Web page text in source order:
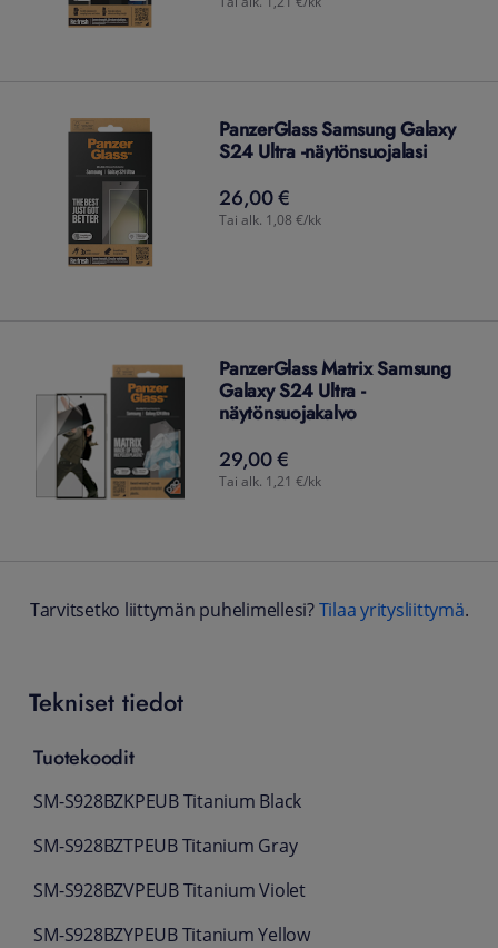
PanzerGlass Samsung Galaxy
S24 Ultra -näytönsuojalasi
26,00 €
26,00€
Tai alk. 1,08 €/kk
PanzerGlass Matrix Samsung
Galaxy S24 Ultra -
näytönsuojakalvo
29,00 €
29,00€
Tai alk. 1,21 €/kk
Tarvitsetko liittymän puhelimellesi? Tilaa yritysliittymä.
Tekniset tiedot
Tuotekoodit
SM-S928BZKPEUB Titanium Black
SM-S928BZTPEUB Titanium Gray
SM-S928BZVPEUB Titanium Violet
SM-S928BZYPEUB Titanium Yellow